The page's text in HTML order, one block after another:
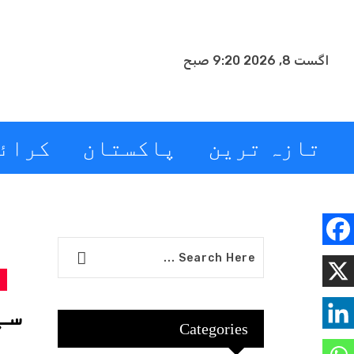
اگست 8, 2026 9:20 صبح
تازہ ترین پاکستان
Categories